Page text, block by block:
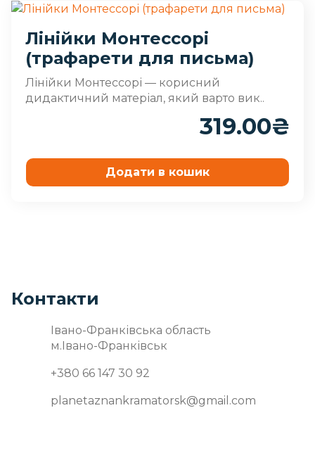
Лінійки Монтессорі
(трафарети для письма)
Лінійки Монтессорі — корисний
дидактичний матеріал, який варто вик..
319.00₴
Додати в кошик
Контакти
Івано-Франківська область
м.Івано-Франківськ
+380 66 147 30 92
planetaznankramatorsk@gmail.com